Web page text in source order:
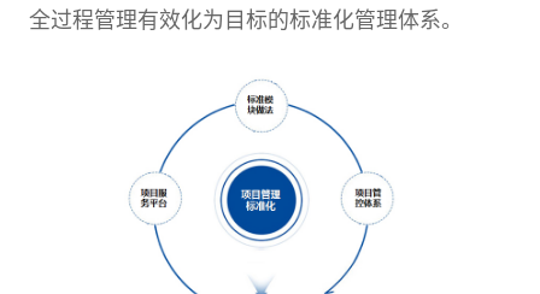
全过程管理有效化为目标的标准化管理体系。